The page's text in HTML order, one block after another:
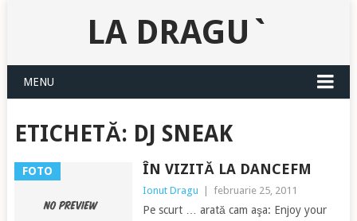
LA DRAGU`
MENU
ETICHETĂ: DJ SNEAK
FOTO ÎN VIZITĂ LA DANCEFM
Ionut Dragu februarie 25, 2011
Pe scurt … arată cam aşa: Enjoy your